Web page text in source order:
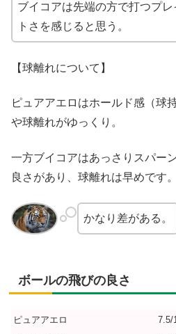
ブイコアは先端の方で打つプレ
トさを感じると思う。
【球離れについて】
ピュアアエロはホールド感（球
や球離れがゆっくり。
一方ブイコアはあっさりスパー
良さがあり、球離れは早めです。
かなり差がある。
ボールの飛びの良さ
ピュアアエロ
7.5/